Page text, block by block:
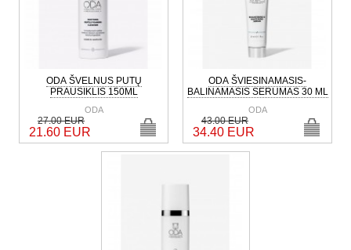
ODA ŠVELNUS PUTŲ
PRAUSIKLIS 150ML
ODA
27.00 EUR
21.60 EUR
ODA ŠVIESINAMASIS-
BALINAMASIS SERUMAS 30 ML
ODA
43.00 EUR
34.40 EUR